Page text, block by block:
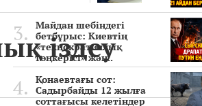
іздеу
Майдан шебіндегі
бетбұрыс: Киевтің
«технократиялық
төңкерісі» жән..
Қонаевтағы сот:
Садырбайды 12 жылға
соттағысы келетіндер